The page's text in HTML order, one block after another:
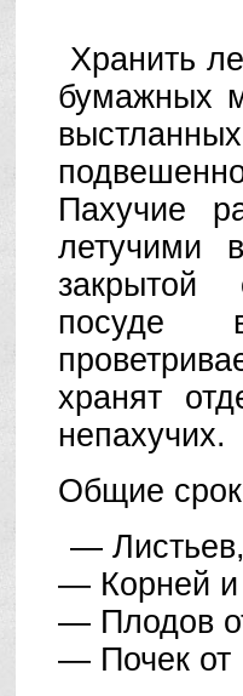
Хранить
бумажных
Пахучие
летучими
закрытой
посуде
хранят
непахучих.
Общие
— Листьев,
— Корней и
— Плодов
— Почек от